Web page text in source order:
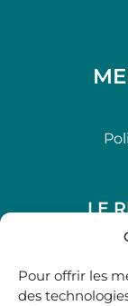
Pour offrir les
des
LE
48,